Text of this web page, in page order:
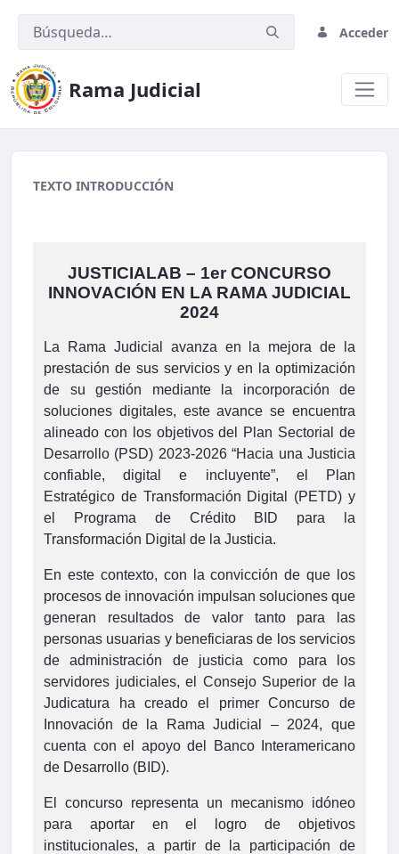
Acceder
Rama Judicial
migracion2
TEXTO INTRODUCCIÓN
JUSTICIALAB – 1er CONCURSO
INNOVACIÓN EN LA RAMA JUDICIAL
2024
La Rama Judicial avanza en la mejora de la
prestación de sus servicios y en la optimización
de su gestión mediante la incorporación de
soluciones digitales, este avance se encuentra
alineado con los objetivos del Plan Sectorial de
Desarrollo (PSD) 2023-2026 “Hacia una Justicia
confiable, digital e incluyente”, el Plan
Estratégico de Transformación Digital (PETD) y
el Programa de Crédito BID para la
Transformación Digital de la Justicia.
En este contexto, con la convicción de que los
procesos de innovación impulsan soluciones que
generan resultados de valor tanto para las
personas usuarias y beneficiaras de los servicios
de administración de justicia como para los
servidores judiciales, el Consejo Superior de la
Judicatura ha creado el primer Concurso de
Innovación de la Rama Judicial – 2024, que
cuenta con el apoyo del Banco Interamericano
de Desarrollo (BID).
El concurso representa un mecanismo idóneo
para aportar en el logro de objetivos
institucionales, a partir de la participación de